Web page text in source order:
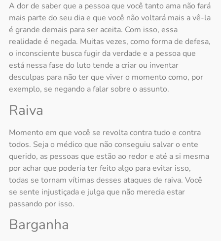
A dor de saber que a pessoa que você tanto ama não fará
mais parte do seu dia e que você não voltará mais a vê-la
é grande demais para ser aceita. Com isso, essa
realidade é negada. Muitas vezes, como forma de defesa,
o inconsciente busca fugir da verdade e a pessoa que
está nessa fase do luto tende a criar ou inventar
desculpas para não ter que viver o momento como, por
exemplo, se negando a falar sobre o assunto.
Raiva
Momento em que você se revolta contra tudo e contra
todos. Seja o médico que não conseguiu salvar o ente
querido, as pessoas que estão ao redor e até a si mesma
por achar que poderia ter feito algo para evitar isso,
todas se tornam vítimas desses ataques de raiva. Você
se sente injustiçada e julga que não merecia estar
passando por isso.
Barganha